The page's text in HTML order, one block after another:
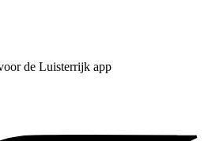
de Luisterrijk app